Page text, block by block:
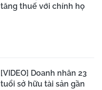
tăng thuế với chính họ
[VIDEO] Doanh nhân 23
tuổi sở hữu tài sản gần